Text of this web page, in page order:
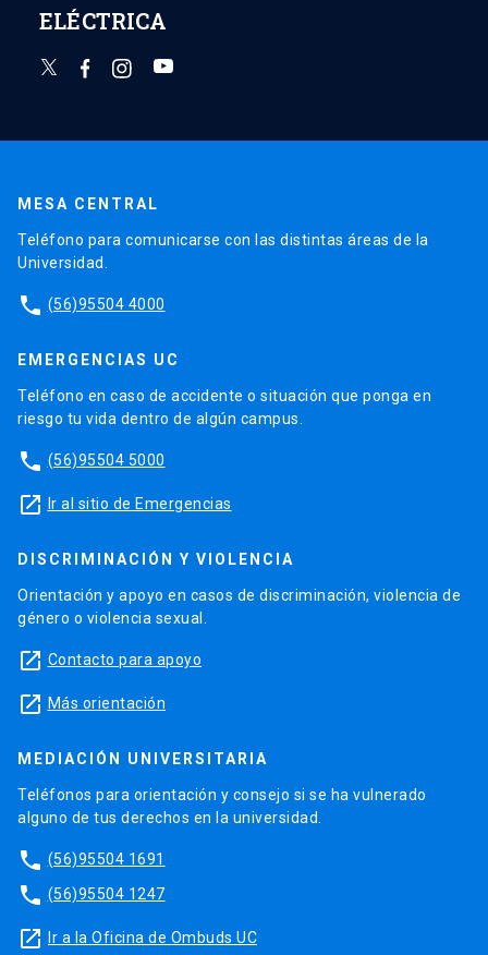
ELÉCTRICA
MESA CENTRAL
Teléfono para comunicarse con las distintas áreas de la
Universidad.
phone (56)95504 4000
EMERGENCIAS UC
Teléfono en caso de accidente o situación que ponga en
riesgo tu vida dentro de algún campus.
phone (56)95504 5000
launch Ir al sitio de Emergencias
DISCRIMINACIÓN Y VIOLENCIA
Orientación y apoyo en casos de discriminación, violencia de
género o violencia sexual.
launch Contacto para apoyo
launch Más orientación
MEDIACIÓN UNIVERSITARIA
Teléfonos para orientación y consejo si se ha vulnerado
alguno de tus derechos en la universidad.
phone (56)95504 1691
phone (56)95504 1247
launch Ir a la Oficina de Ombuds UC